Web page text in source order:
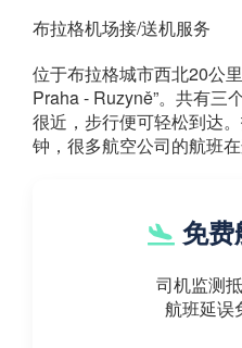
布拉格机场接/送机服务
位于布拉格城市西北20公
Praha - Ruzyně”。共有三
很近，步行便可轻松到达
钟，很多航空公司的航班在
免费
司机监测
航班延误